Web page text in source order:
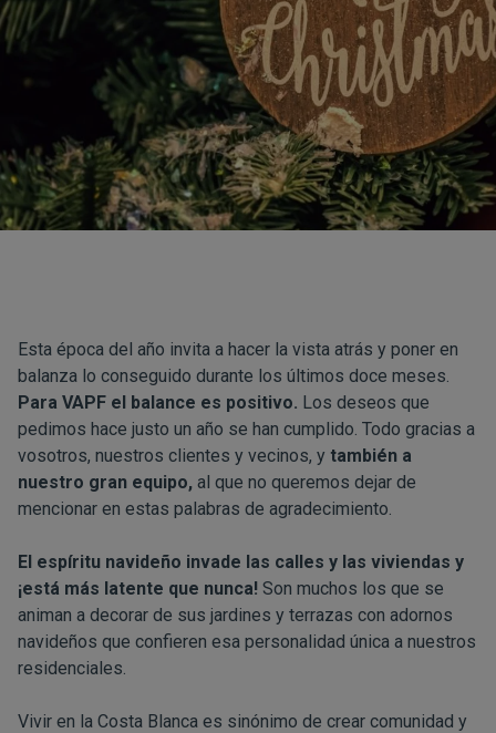
Esta época del año invita a hacer la vista atrás y poner en
balanza lo conseguido durante los últimos doce meses.
Para VAPF el balance es positivo. Los deseos que
pedimos hace justo un año se han cumplido. Todo gracias a
vosotros, nuestros clientes y vecinos, y también a
nuestro gran equipo, al que no queremos dejar de
mencionar en estas palabras de agradecimiento.
El espíritu navideño invade las calles y las viviendas y
¡está más latente que nunca! Son muchos los que se
animan a decorar de sus jardines y terrazas con adornos
navideños que confieren esa personalidad única a nuestros
residenciales.
Vivir en la Costa Blanca es sinónimo de crear comunidad y